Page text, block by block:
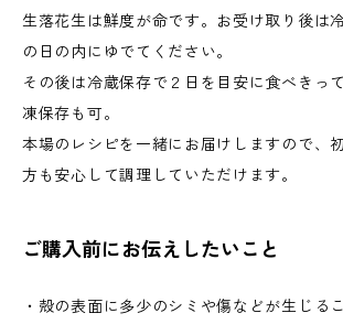
生落花生は鮮度が命です。お受け取り後は
の日の内にゆでてください。
その後は冷蔵保存で２日を目安に食べきっ
凍保存も可。
本場のレシピを一緒にお届けしますので、
方も安心して調理していただけます。
ご購入前にお伝えしたいこと
・殻の表面に多少のシミや傷などが生じる